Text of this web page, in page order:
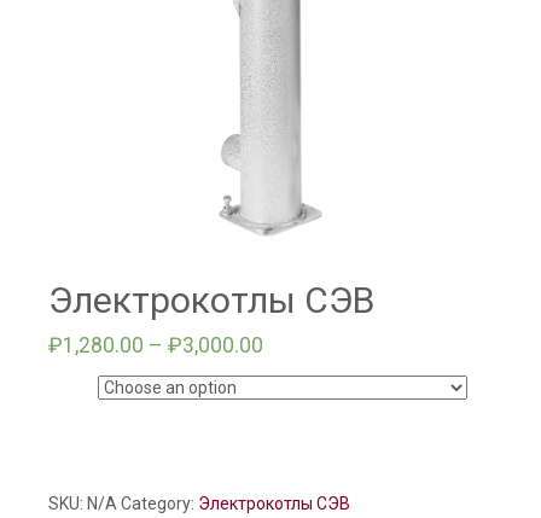
Электрокотлы СЭВ
₽1,280.00 – ₽3,000.00
СЭВ
SKU: N/A Category: Электрокотлы СЭВ